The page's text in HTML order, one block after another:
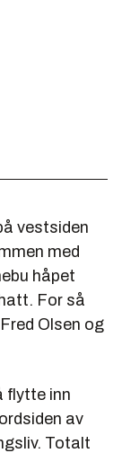
vestsiden
med
håpet
For så
Olsen og
flytte inn
av
Totalt